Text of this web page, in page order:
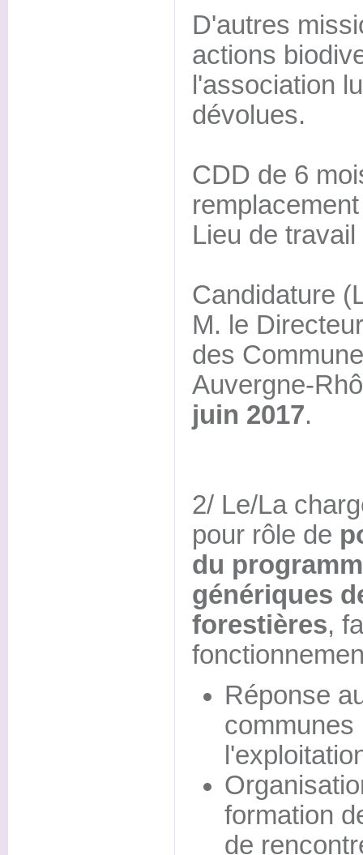
D'autres
actions
l'association
dévolues.
CDD de 6
Lieu de
Candidature
M. le
des
Auvergne-
juin 2017.
2/ Le/La
pour rôle de
du
génériques
forestières,
Réponse
communes
formation
de